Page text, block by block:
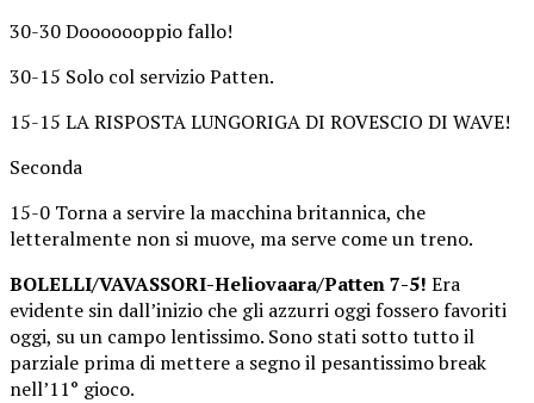
30-30 Dooooooppio fallo!
30-15 Solo col servizio Patten.
15-15 LA RISPOSTA LUNGORIGA DI ROVESCIO DI WAVE!
Seconda
15-0 Torna a servire la macchina britannica, che
letteralmente non si muove, ma serve come un treno.
BOLELLI/VAVASSORI-Heliovaara/Patten 7-5! Era
evidente sin dall’inizio che gli azzurri oggi fossero favoriti
oggi, su un campo lentissimo. Sono stati sotto tutto il
parziale prima di mettere a segno il pesantissimo break
nell’11° gioco.